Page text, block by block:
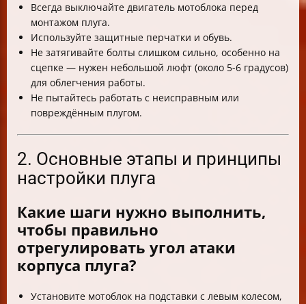
Всегда выключайте двигатель мотоблока перед
монтажом плуга.
Используйте защитные перчатки и обувь.
Не затягивайте болты слишком сильно, особенно на
сцепке — нужен небольшой люфт (около 5-6 градусов)
для облегчения работы.
Не пытайтесь работать с неисправным или
повреждённым плугом.
2. Основные этапы и принципы
настройки плуга
Какие шаги нужно выполнить,
чтобы правильно
отрегулировать угол атаки
корпуса плуга?
Установите мотоблок на подставки с левым колесом,